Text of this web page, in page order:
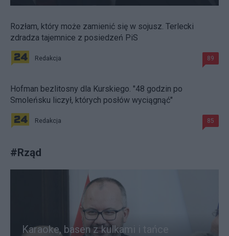
Rozłam, który może zamienić się w sojusz. Terlecki
zdradza tajemnice z posiedzeń PiS
Redakcja 89
Hofman bezlitosny dla Kurskiego. "48 godzin po
Smoleńsku liczył, których posłów wyciągnąć"
Redakcja 85
#Rząd
Karaoke, basen z kulkami i tańce